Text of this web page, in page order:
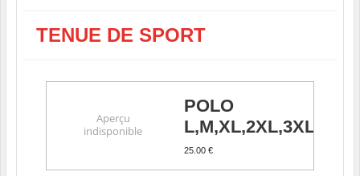
TENUE DE SPORT
POLO
L,M,XL,2XL,3XL
25.00 €